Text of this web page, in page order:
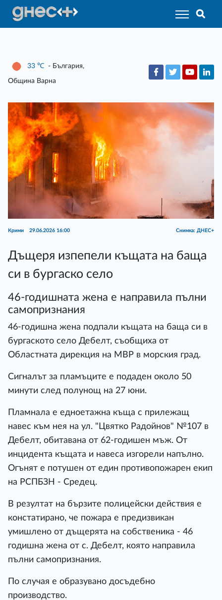
33 ℃ - България,
Община Варна
Крими 29.06.2026 16:00 Снимка: ДНЕС+
Дъщеря изпепели къщата на баща
си в бургаско село
46-годишната жена е направила пълни
самопризнания
46-годишна жена подпали къщата на баща си в
бургаското село Дебелт, съобщиха от
Областната дирекция на МВР в морския град.
Сигналът за пламъците е подаден около 50
минути след полунощ на 27 юни.
Пламнала е едноетажна къща с прилежащ
навес към нея на ул. "Цвятко Радойнов" №107 в
Дебелт, обитавана от 62-годишен мъж. От
инцидента къщата и навеса изгорели напълно.
Огънят е потушен от един противопожарен екип
на РСПБЗН - Средец.
В резултат на бързите полицейски действия е
констатирано, че пожара е предизвикан
умишлено от дъщерята на собственика - 46
годишна жена от с. Дебелт, която направила
пълни самопризнания.
По случая е образувано досъдебно
производство.